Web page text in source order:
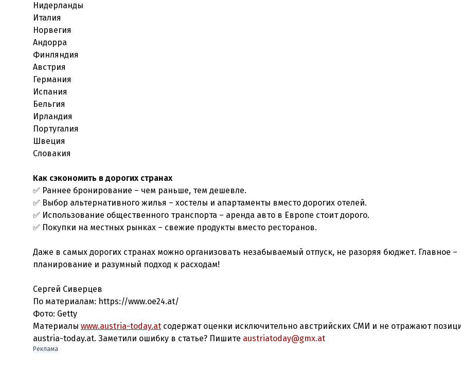
Нидерланды
Италия
Норвегия
Андорра
Финляндия
Австрия
Германия
Испания
Бельгия
Ирландия
Португалия
Швеция
Словакия
Как сэкономить в дорогих странах
✅ Раннее бронирование – чем раньше, тем дешевле.
✅ Выбор альтернативного жилья – хостелы и апартаменты вместо дорогих отелей.
✅ Использование общественного транспорта – аренда авто в Европе стоит дорого.
✅ Покупки на местных рынках – свежие продукты вместо ресторанов.
Даже в самых дорогих странах можно организовать незабываемый отпуск, не разоряя бюджет. Главное –
планирование и разумный подход к расходам!
Сергей Сиверцев
По материалам: https://www.oe24.at/
Фото: Getty
Материалы www.austria-today.at содержат оценки исключительно австрийских СМИ и не отражают
austria-today.at. Заметили ошибку в статье? Пишите austriatoday@gmx.at
Реклама